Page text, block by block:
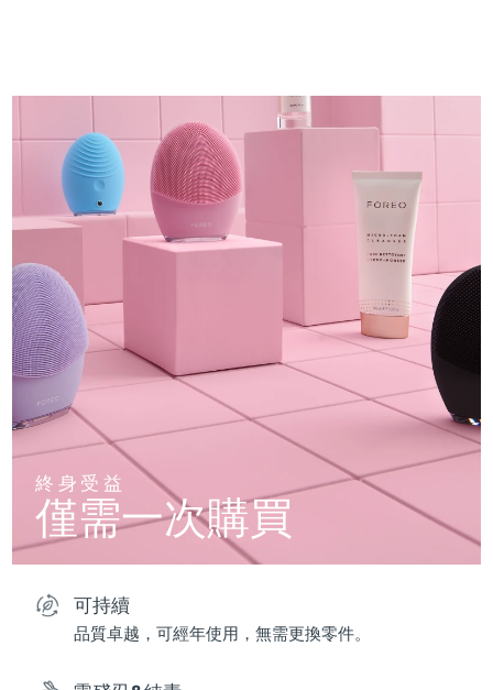
終身受益
僅需一次購買
可持續
品質卓越，可經年使用，無需更換零件。